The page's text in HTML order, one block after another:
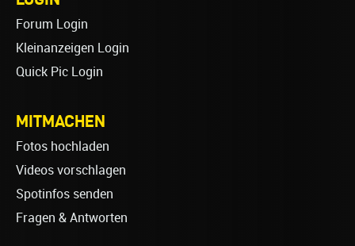
Forum Login
Kleinanzeigen Login
Quick Pic Login
MITMACHEN
Fotos hochladen
Videos vorschlagen
Spotinfos senden
Fragen & Antworten